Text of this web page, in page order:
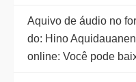
Aquivo de áudio no
do: Hino
online: Você pode